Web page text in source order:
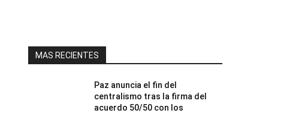
MAS RECIENTES
Paz anuncia el fin del
centralismo tras la firma del
acuerdo 50/50 con los